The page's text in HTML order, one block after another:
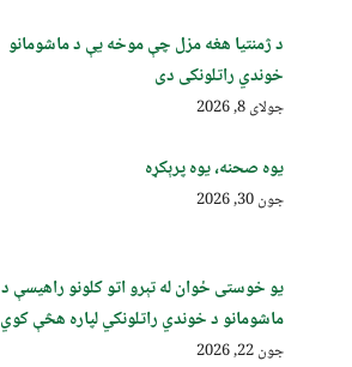
د ژمنتیا هغه مزل چې موخه یې د ماشومانو
خوندي راتلونکی دی
جولای 8, 2026
یوه صحنه، یوه پرېکړه
جون 30, 2026
یو خوستی ځوان له تېرو اتو کلونو راهیسې د
ماشومانو د خوندي راتلونکي لپاره هڅې کوي
جون 22, 2026